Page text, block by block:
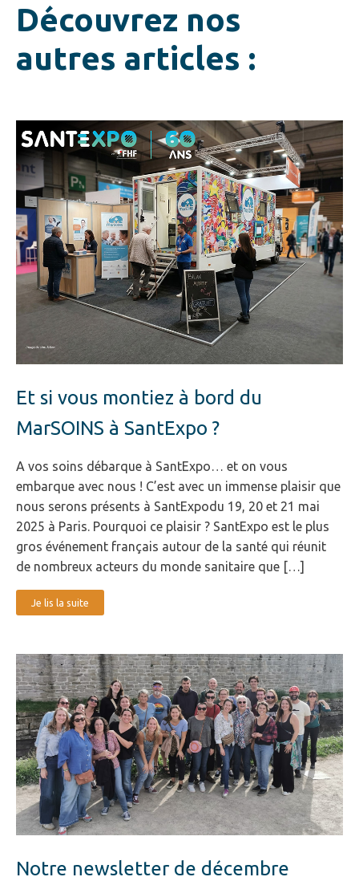
Découvrez nos
autres articles :
Et si vous montiez à bord du
MarSOINS à SantExpo ?
A vos soins débarque à SantExpo… et on vous
embarque avec nous ! C’est avec un immense plaisir que
nous serons présents à SantExpodu 19, 20 et 21 mai
2025 à Paris. Pourquoi ce plaisir ? SantExpo est le plus
gros événement français autour de la santé qui réunit
de nombreux acteurs du monde sanitaire que […]
Je lis la suite
Notre newsletter de décembre